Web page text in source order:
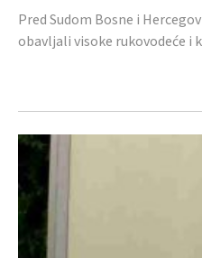
Pred Sudom Bosne i
obavljali visoke rukovodeće i